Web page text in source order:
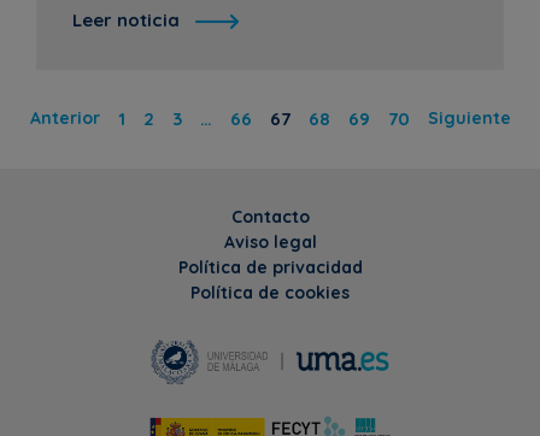
Leer noticia
Anterior 1 2 3 … 66 67 68 69 70 Siguiente
Contacto
Aviso legal
Política de privacidad
Política de cookies